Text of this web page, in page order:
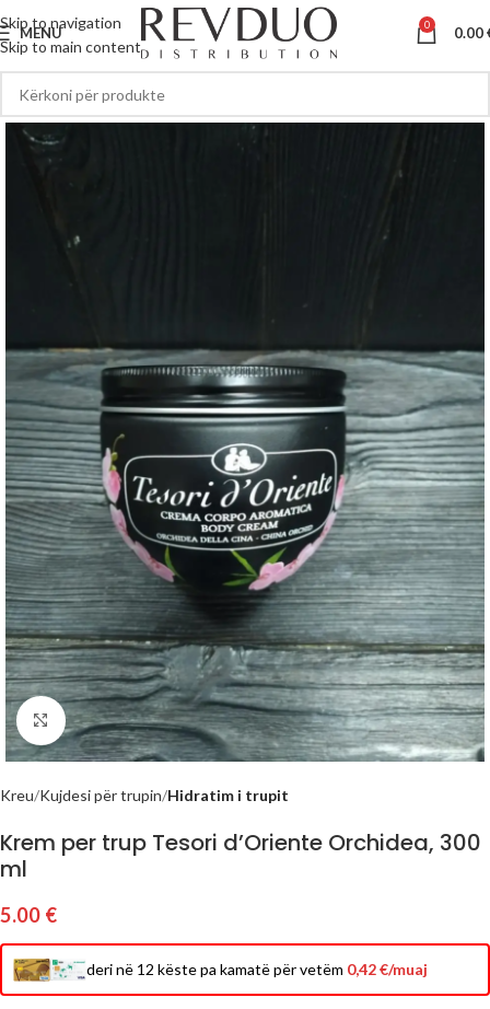
Skip to navigation
Skip to main content
MENU 0 0.00
Click to enlarge
Kreu Kujdesi për trupin Hidratim i trupit
Krem per trup Tesori d’Oriente Orchidea, 300
ml
5.00 €
deri në 12 këste pa kamatë për vetëm 0,42 €/muaj